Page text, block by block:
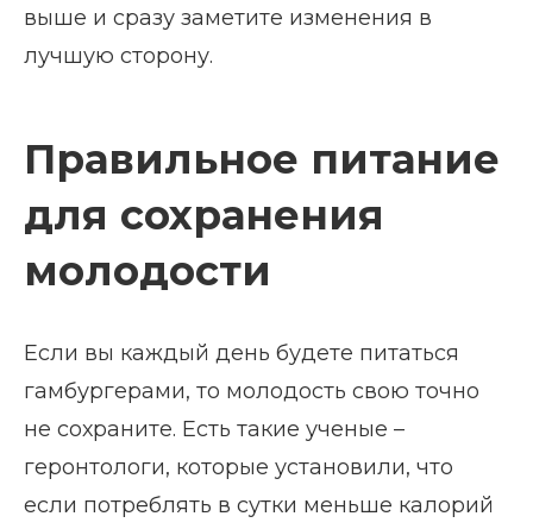
выше и сразу заметите изменения в
лучшую сторону.
Правильное питание
для сохранения
молодости
Если вы каждый день будете питаться
гамбургерами, то молодость свою точно
не сохраните. Есть такие ученые –
геронтологи, которые установили, что
если потреблять в сутки меньше калорий